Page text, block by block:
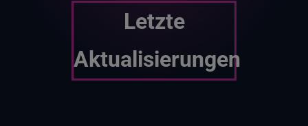
Letzte
Aktualisierungen